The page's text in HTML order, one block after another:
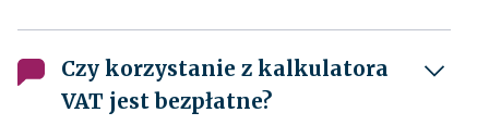
Czy korzystanie z kalkulatora
VAT jest bezpłatne?